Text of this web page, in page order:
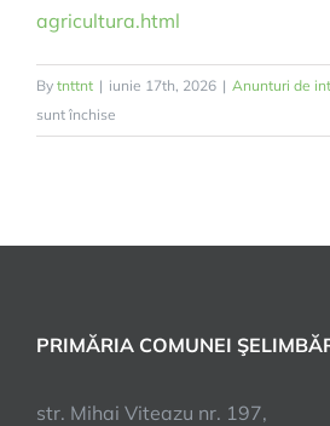
agricultura.html
By tnttnt | iunie 17th, 2026 | Anunturi de
sunt închise
Finanțare
agricultură
PRIMĂRIA COMUNEI
str. Mihai Viteazu nr. 197,